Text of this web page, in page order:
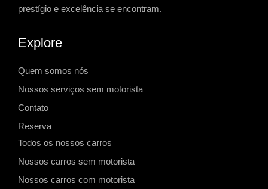
prestígio e excelência se encontram.
Explore
Quem somos nós
Nossos serviços sem motorista
Contato
Reserva
Todos os nossos carros
Nossos carros sem motorista
Nossos carros com motorista